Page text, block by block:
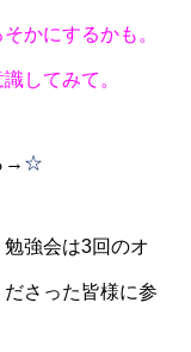
かにするかも。
してみて。
→ ☆
強会は3回のオ
さった皆様に参